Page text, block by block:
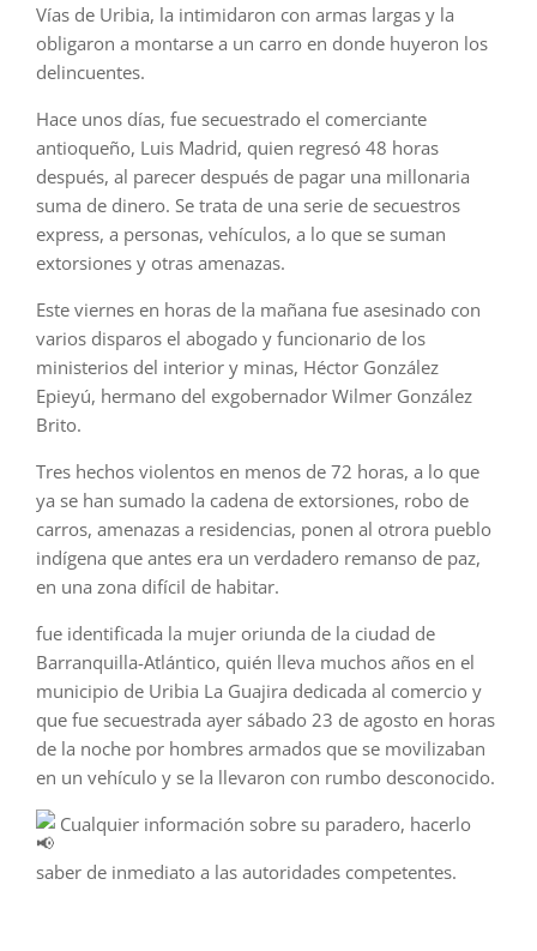
Vías de Uribia, la intimidaron con armas largas y la
obligaron a montarse a un carro en donde huyeron los
delincuentes.
Hace unos días, fue secuestrado el comerciante
antioqueño, Luis Madrid, quien regresó 48 horas
después, al parecer después de pagar una millonaria
suma de dinero. Se trata de una serie de secuestros
express, a personas, vehículos, a lo que se suman
extorsiones y otras amenazas.
Este viernes en horas de la mañana fue asesinado con
varios disparos el abogado y funcionario de los
ministerios del interior y minas, Héctor González
Epieyú, hermano del exgobernador Wilmer González
Brito.
Tres hechos violentos en menos de 72 horas, a lo que
ya se han sumado la cadena de extorsiones, robo de
carros, amenazas a residencias, ponen al otrora pueblo
indígena que antes era un verdadero remanso de paz,
en una zona difícil de habitar.
fue identificada la mujer oriunda de la ciudad de
Barranquilla-Atlántico, quién lleva muchos años en el
municipio de Uribia La Guajira dedicada al comercio y
que fue secuestrada ayer sábado 23 de agosto en horas
de la noche por hombres armados que se movilizaban
en un vehículo y se la llevaron con rumbo desconocido.
Cualquier información sobre su paradero, hacerlo
saber de inmediato a las autoridades competentes.